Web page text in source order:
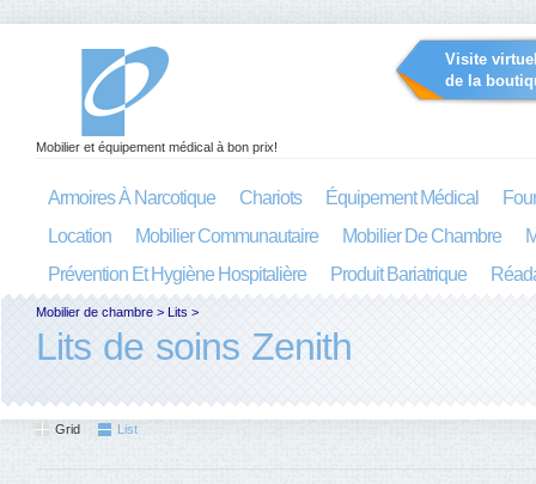
Visite
de la
Mobilier et équipement médical à bon prix!
Armoires À Narcotique Chariots Équipement Médical
Location
Mobilier Communautaire Mobilier De Chambre
Prévention Et Hygiène Hospitalière
Produit Bariatrique
Mobilier de chambre > Lits >
Lits de soins Zenith
Grid List